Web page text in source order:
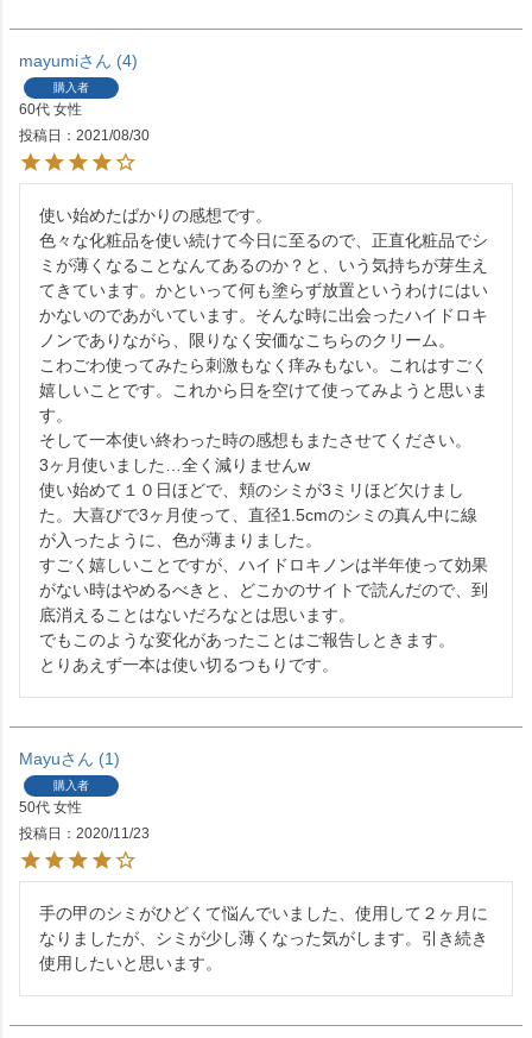
mayumi 4
購入者
60代 女性
投稿日
2021/08/30
使い始めたばかりの感想です。
色々な化粧品を使い続けて今日に至るので、正直化粧品でシ
ミが薄くなることなんてあるのか？と、いう気持ちが芽生え
てきています。かといって何も塗らず放置というわけにはい
かないのであがいています。そんな時に出会ったハイドロキ
ノンでありながら、限りなく安価なこちらのクリーム。
こわごわ使ってみたら刺激もなく痒みもない。これはすごく
嬉しいことです。これから日を空けて使ってみようと思いま
す。
そして一本使い終わった時の感想もまたさせてください。
3ヶ月使いました…全く減りませんw
使い始めて１０日ほどで、頬のシミが3ミリほど欠けまし
た。大喜びで3ヶ月使って、直径1.5cmのシミの真ん中に線
が入ったように、色が薄まりました。
すごく嬉しいことですが、ハイドロキノンは半年使って効果
がない時はやめるべきと、どこかのサイトで読んだので、到
底消えることはないだろなとは思います。
でもこのような変化があったことはご報告しときます。
Mayu 1
購入者
50代 女性
投稿日
2020/11/23
手の甲のシミがひどくて悩んでいました、使用して２ヶ月に
なりましたが、シミが少し薄くなった気がします。引き続き
使用したいと思います。